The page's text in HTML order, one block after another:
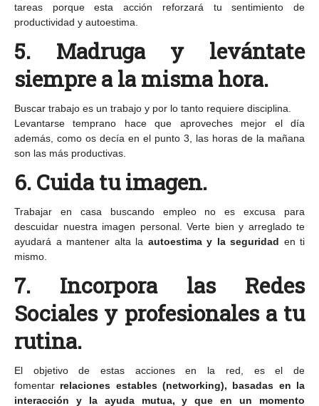
tareas porque esta acción reforzará tu sentimiento de
productividad y autoestima.
5. Madruga y levántate
siempre a la misma hora.
Buscar trabajo es un trabajo y por lo tanto requiere disciplina.
Levantarse temprano hace que aproveches mejor el día
además, como os decía en el punto 3, las horas de la mañana
son las más productivas.
6. Cuida tu imagen.
Trabajar en casa buscando empleo no es excusa para
descuidar nuestra imagen personal. Verte bien y arreglado te
ayudará a mantener alta la autoestima y la seguridad en ti
mismo.
7. Incorpora las Redes
Sociales y profesionales a tu
rutina.
El objetivo de estas acciones en la red, es el de
fomentar relaciones estables (networking), basadas en la
interacción y la ayuda mutua, y que en un momento